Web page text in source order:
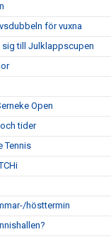
för vuxna
sig till Julklappscupen
Open
tider
Tennis
hösttermin